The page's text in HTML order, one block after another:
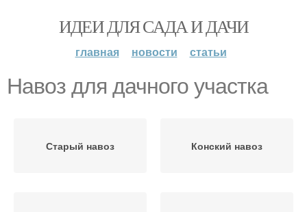
ИДЕИ ДЛЯ САДА И ДАЧИ
главная новости статьи
Навоз для дачного участка
Старый навоз Конский навоз